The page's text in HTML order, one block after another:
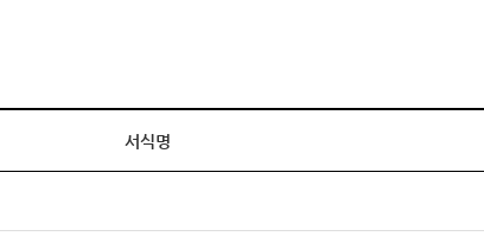
서식명